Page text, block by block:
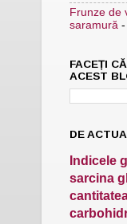
Frunze de
saramură -
FACEȚI
ACEST
DE
Indicele
sarcina